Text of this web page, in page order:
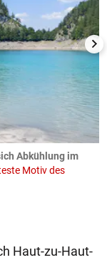
Abkühlung im
Motiv des
Haut-zu-Haut-